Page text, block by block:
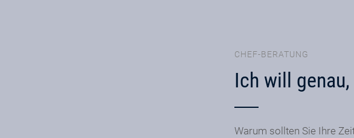
CHEF-BERATUNG
Ich will
Warum sollten Sie Ihre